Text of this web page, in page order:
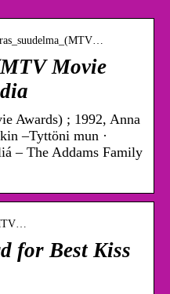
Movie
Awards) ; 1992, Anna
–Tyttöni mun ·
– The Addams Family
for Best Kiss